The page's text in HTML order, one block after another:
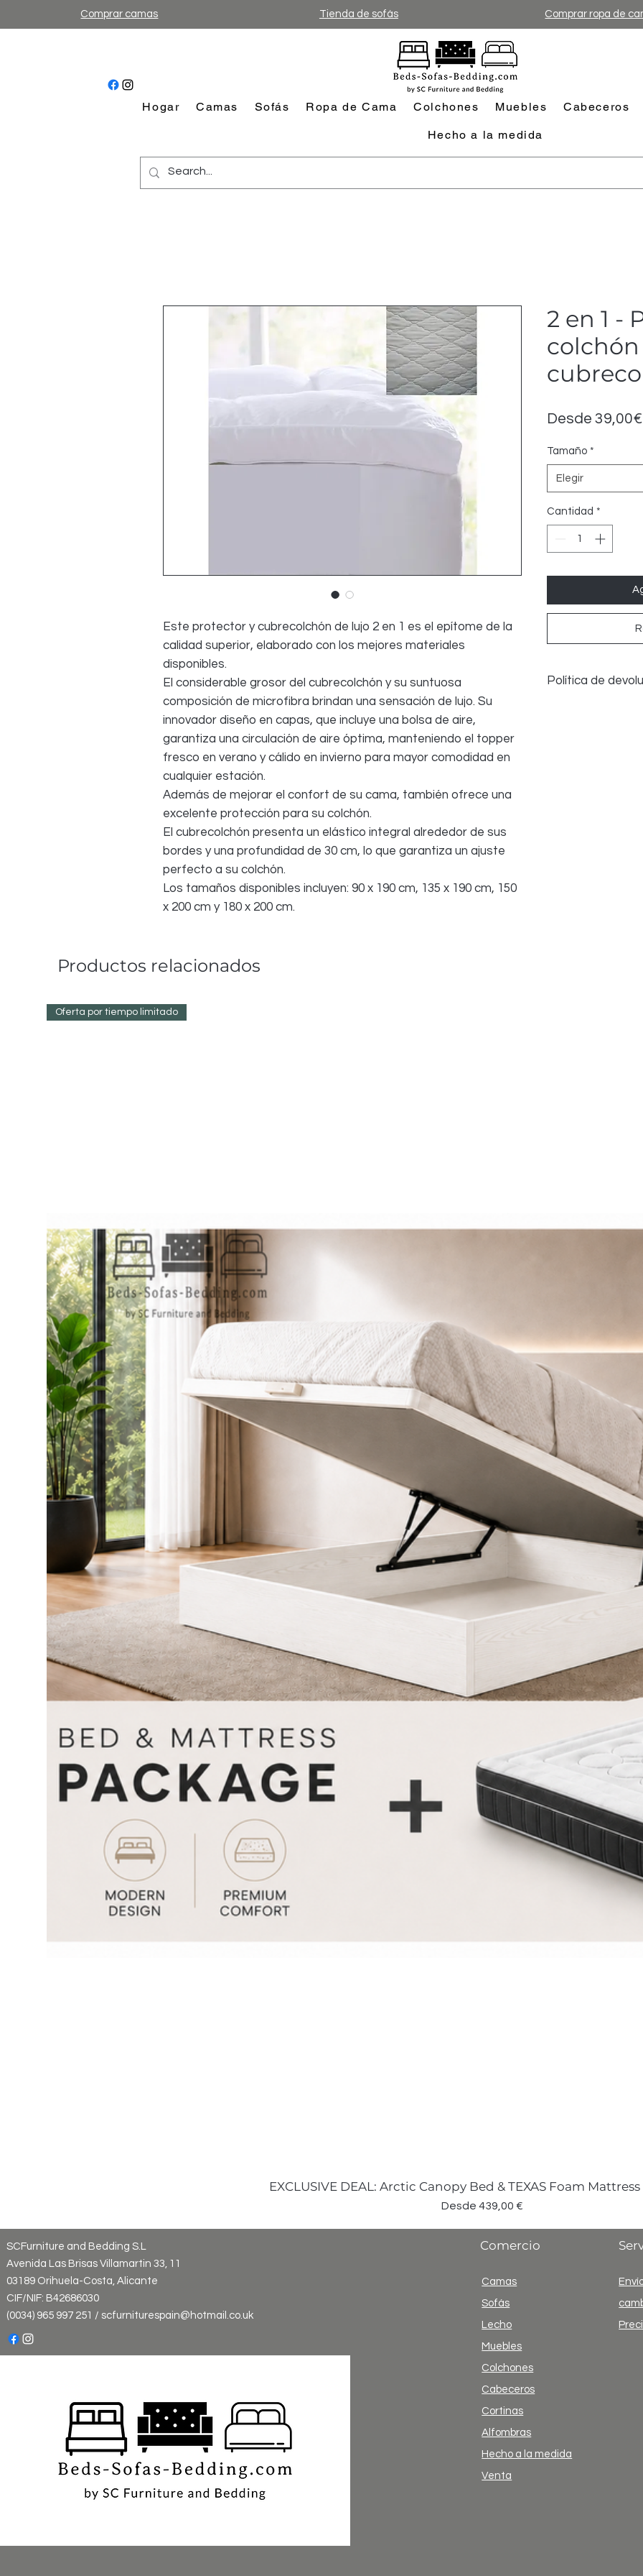
Comprar camas Tienda de sofás Comprar ropa de
Hogar Camas Sofás Ropa de Cama Colchones Muebles Cabeceros
Hecho a la medida
Este protector y cubrecolchón de lujo 2 en 1 es el epítome de la
calidad superior, elaborado con los mejores materiales
disponibles.
El considerable grosor del cubrecolchón y su suntuosa
composición de microfibra brindan una sensación de lujo. Su
innovador diseño en capas, que incluye una bolsa de aire,
garantiza una circulación de aire óptima, manteniendo el topper
fresco en verano y cálido en invierno para mayor comodidad en
cualquier estación.
Además de mejorar el confort de su cama, también ofrece una
excelente protección para su colchón.
El cubrecolchón presenta un elástico integral alrededor de sus
bordes y una profundidad de 30 cm, lo que garantiza un ajuste
perfecto a su colchón.
Los tamaños disponibles incluyen: 90 x 190 cm, 135 x 190 cm, 150
x 200 cm y 180 x 200 cm.
2 en 1 -
colchón
Desde 39,00€
Tamaño *
Elegir
Cantidad *
Política de
Productos relacionados
Oferta por tiempo limitado
EXCLUSIVE DEAL: Arctic Canopy Bed & TEXAS Foam
Desde 439,00 €
Precio de oferta
SCFurniture and Bedding S.L
Avenida Las Brisas Villamartin 33, 11
03189 Orihuela-Costa, Alicante
CIF/NIF: B42686030
(0034) 965 997 251 / scfurniturespain@hotmail.co.uk
Comercio
Camas
Sofás
Lecho
Muebles
Colchones
Cabeceros
Cortinas
Alfombras
Hecho a la medida
Venta